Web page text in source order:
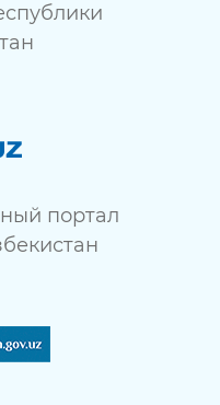
портал